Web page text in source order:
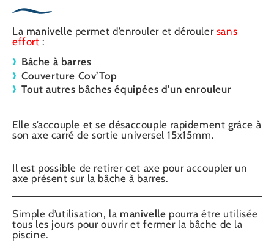
La manivelle permet d’enrouler et déroulersans
effort :
Bâche à barres
Couverture Cov’Top
Tout autres bâches équipées d’un enrouleur
Elle s’accouple et se désaccouple rapidement grâce à
son axe carré de sortie universel 15x15mm.
Il est possible de retirer cet axe pour accoupler un
axe présent sur la bâche à barres.
Simple d’utilisation, la manivelle pourra être utilisée
tous les jours pour ouvrir et fermer la bâche de la
piscine.